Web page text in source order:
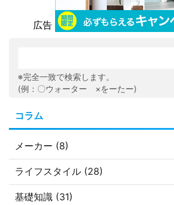
広告
※完全一致で検索します。
(例：〇ウォーター ×をーたー)
コラム
メーカー (8)
ライフスタイル (28)
基礎知識 (31)